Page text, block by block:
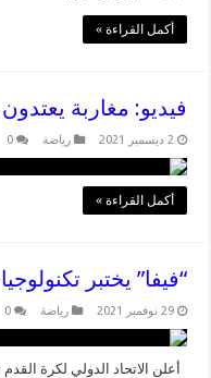
أكمل القراءة »
فيديو: مغاربة
2 ديسمبر 2021 رياضة 0
أكمل القراءة »
“فيفا” يختبر
29 نوفمبر 2021 رياضة 0
أعلن الاتحاد الدولي لكرة